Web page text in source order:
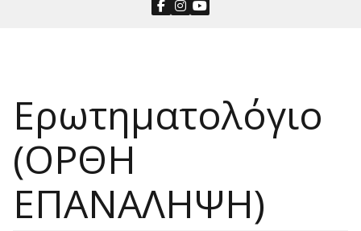
Ερωτηματολόγιο
(ΟΡΘΗ
ΕΠΑΝΑΛΗΨΗ)